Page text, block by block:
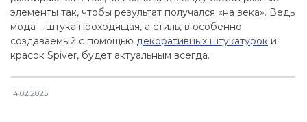
элементы так, чтобы результат получался «на века». Ведь
мода – штука проходящая, а стиль, в особенно
создаваемый с помощью декоративных штукатурок и
красок Spiver, будет актуальным всегда.
14.02.2025